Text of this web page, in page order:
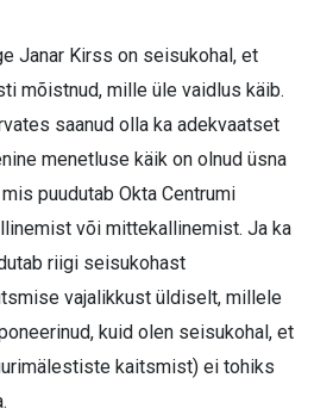
Janar Kirss on seisukohal, et
mõistnud, mille üle vaidlus käib.
saanud olla ka adekvaatset
menetluse käik on olnud üsna
puudutab Okta Centrumi
või mittekallinemist. Ja ka
riigi seisukohast
vajalikkust üldiselt, millele
kuid olen seisukohal, et
kaitsmist) ei tohiks